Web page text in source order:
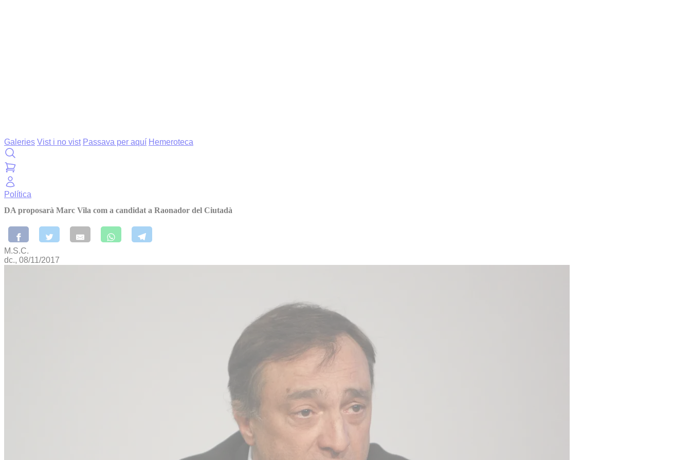
Galeries Vist i no vist Passava per aquí Hemeroteca
Política
DA proposarà Marc Vila com a candidat a Raonador del Ciutadà
M.S.C.
dc., 08/11/2017